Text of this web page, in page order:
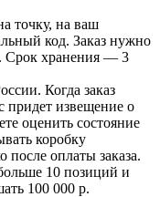
точку, на ваш
код. Заказ нужно
Срок хранения — 3
Когда заказ
придет извещение о
оценить состояние
коробку
после оплаты заказа.
10 позиций и
100 000 р.